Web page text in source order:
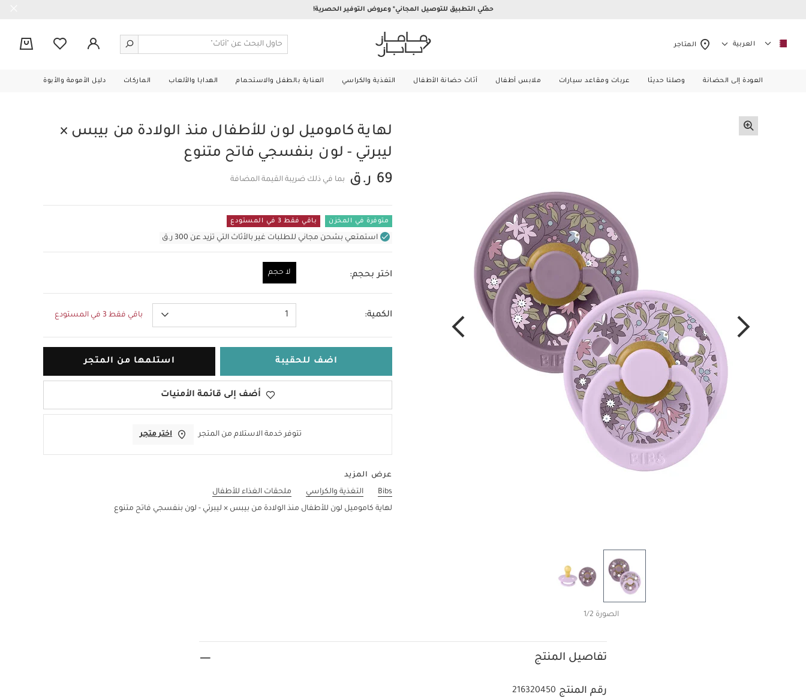
حمّلي التطبيق للتوصيل المجاني* وعروض التوفير الحصرية!
العربية المتاجر
العودة إلى الحضانة وصلنا حديثا عربات ومقاعد سيارات ملابس أطفال أثاث حضانة الأطفال التغذية والكراسي العناية بالطفل والاستحمام الهدايا والألعاب الماركات دليل الأمومة والأبوة
الصورة 1/2
لهاية كاموميل لون للأطفال منذ الولادة من بيبس ×
ليبرتي - لون بنفسجي فاتح متنوع
69 ر.ق
بما في ذلك ضريبة القيمة المضافة
متوفرة في المخزن باقي فقط 3 في المستودع
استمتعي بشحن مجاني للطلبات غير بالأثاث التي تزيد عن 300 ر.ق
اختر بحجم: لا حجم
الكمية: 1 باقي فقط 3 في المستودع
اضف للحقيبة استلمها من المتجر
أضف إلى قائمة الأمنيات
تتوفر خدمة الاستلام من المتجر اختر متجر
عرض المزيد
Bibs
التغذية والكراسي
ملحقات الغذاء للأطفال
لهاية كاموميل لون للأطفال منذ الولادة من بيبس × ليبرتي - لون بنفسجي فاتح متنوع
تفاصيل المنتج
رقم المنتج 216320450